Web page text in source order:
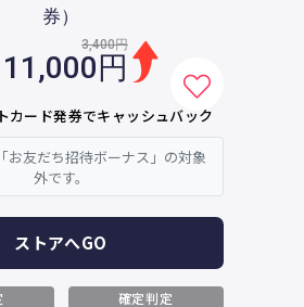
券）
11,000円
3,400円
カード発券でキャッシュバック
お友だち招待ボーナス」の対象
外です。
ストアへGO
確定判定